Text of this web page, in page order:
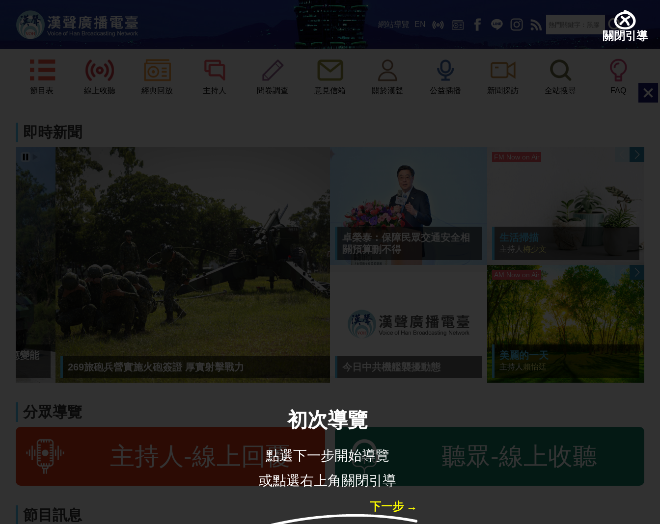
網站導覽 EN
節目表 線上收聽 經典回放 主持人 問卷調查 意見信箱 關於漢聲 公益插播 新聞採訪 全站搜尋 FAQ
:::
即時新聞
暫停輪播
播放輪播
269旅砲兵營實施火砲簽證 厚實射擊戰力 三支部服裝調節站 發揮後勤支援能量
卓榮泰：保障民眾交通安全相
關預算刪不得
今日中共機艦襲擾動態
生活掃描
主持人 梅少文
美麗的一天
主持人 賴怡廷
分眾導覽
主持人-線上回覆 聽眾-線上收聽
節目訊息
關閉引導
初次導覽
點選下一步開始導覽
或點選右上角關閉引導
下一步 →